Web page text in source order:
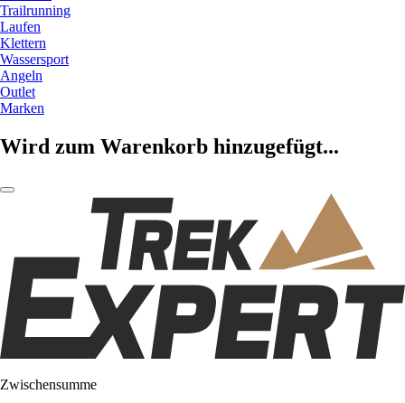
Trailrunning
Laufen
Klettern
Wassersport
Angeln
Outlet
Marken
Wird zum Warenkorb hinzugefügt...
Zwischensumme